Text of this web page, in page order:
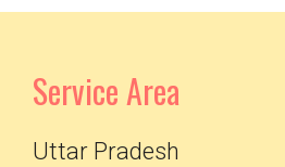
Service Area
Uttar Pradesh